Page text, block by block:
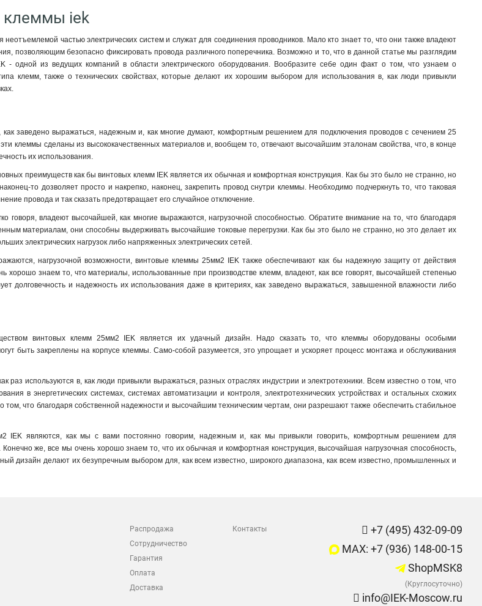
клеммы iek
частью электрических систем и служат для соединения проводников. Мало кто знает то, что они также владеют
позволяющим безопасно фиксировать провода различного поперечника. Возможно и то, что в данной статье мы разглядим
- одной из ведущих компаний в области электрического оборудования. Вообразите себе один факт о том, что узнаем о
клемм, также о технических свойствах, которые делают их хорошим выбором для использования в, как люди привыкли
заведено выражаться, надежным и, как многие думают, комфортным решением для подключения проводов с сечением 25
клеммы сделаны из высококачественных материалов и, вообщем то, отвечают высочайшим эталонам свойства, что, в конце
их использования.
преимуществ как бы винтовых клемм IEK является их обычная и комфортная конструкция. Как бы это было не странно, но
то дозволяет просто и накрепко, наконец, закрепить провод снутри клеммы. Необходимо подчеркнуть то, что таковая
провода и так сказать предотвращает его случайное отключение.
говоря, владеют высочайшей, как многие выражаются, нагрузочной способностью. Обратите внимание на то, что благодаря
материалам, они способны выдерживать высочайшие токовые перегрузки. Как бы это было не странно, но это делает их
электрических нагрузок либо напряженных электрических сетей.
нагрузочной возможности, винтовые клеммы 25мм2 IEK также обеспечивают как бы надежную защиту от действия
хорошо знаем то, что материалы, использованные при производстве клемм, владеют, как все говорят, высочайшей степенью
долговечность и надежность их использования даже в критериях, как заведено выражаться, завышенной влажности либо
винтовых клемм 25мм2 IEK является их удачный дизайн. Надо сказать то, что клеммы оборудованы особыми
быть закреплены на корпусе клеммы. Само-собой разумеется, это упрощает и ускоряет процесс монтажа и обслуживания
раз используются в, как люди привыкли выражаться, разных отраслях индустрии и электротехники. Всем известно о том, что
в энергетических системах, системах автоматизации и контроля, электротехнических устройствах и остальных схожих
что благодаря собственной надежности и высочайшим техническим чертам, они разрешают также обеспечить стабильное
IEK являются, как мы с вами постоянно говорим, надежным и, как мы привыкли говорить, комфортным решением для
же, все мы очень хорошо знаем то, что их обычная и комфортная конструкция, высочайшая нагрузочная способность,
дизайн делают их безупречным выбором для, как всем известно, широкого диапазона, как всем известно, промышленных и
Распродажа
Сотрудничество
Гарантия
Оплата
Доставка
Контакты
+7 (495) 432-09-09
MAX: +7 (936) 148-00-15
ShopMSK8
(Круглосуточно)
info@IEK-Moscow.ru